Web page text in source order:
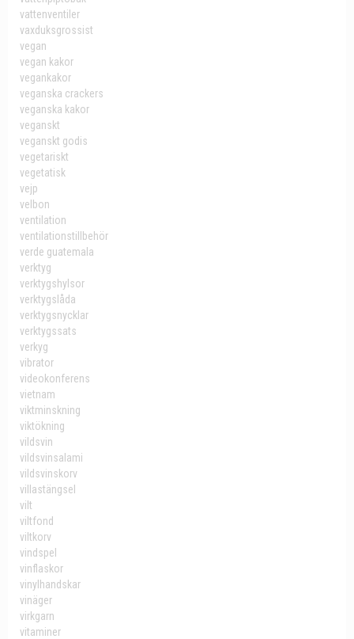
vattenventiler
vaxduksgrossist
vegan
vegan kakor
vegankakor
veganska crackers
veganska kakor
veganskt
veganskt godis
vegetariskt
vegetatisk
vejp
velbon
ventilation
ventilationstillbehör
verde guatemala
verktyg
verktygshylsor
verktygslåda
verktygsnycklar
verktygssats
verkyg
vibrator
videokonferens
vietnam
viktminskning
viktökning
vildsvin
vildsvinsalami
vildsvinskorv
villastängsel
vilt
viltfond
viltkorv
vindspel
vinflaskor
vinylhandskar
vinäger
virkgarn
vitaminer